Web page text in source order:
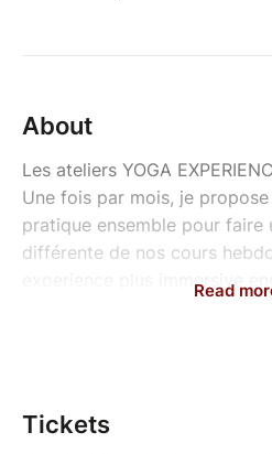
About
Les ateliers YOGA
Une fois par mois, je
pratique ensemble pour faire
différente de nos cours
experience plus immersive
Read
Tickets